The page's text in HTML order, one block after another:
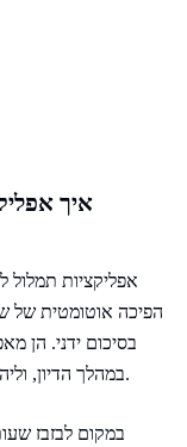
איך
אפליקציות תמלול
הפיכה אוטומטית של
בסיכום ידני. הן
במהלך הדיון, וליהנות מתיעוד שניתן לחיפוש מיידי ישירות מהנייד.
במקום לבזבז